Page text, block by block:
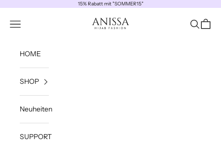
15% Rabatt mit "SOMMER15"
ANISSA
Navigationsmenü öffnen Suche
HOME
SHOP
Neuheiten
SUPPORT